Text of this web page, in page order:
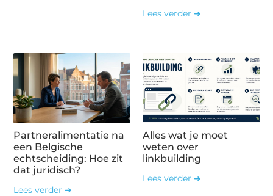
Lees verder ➜
Partneralimentatie na
een Belgische
echtscheiding: Hoe zit
dat juridisch?
Lees verder ➜
Alles wat je moet
weten over
linkbuilding
Lees verder ➜